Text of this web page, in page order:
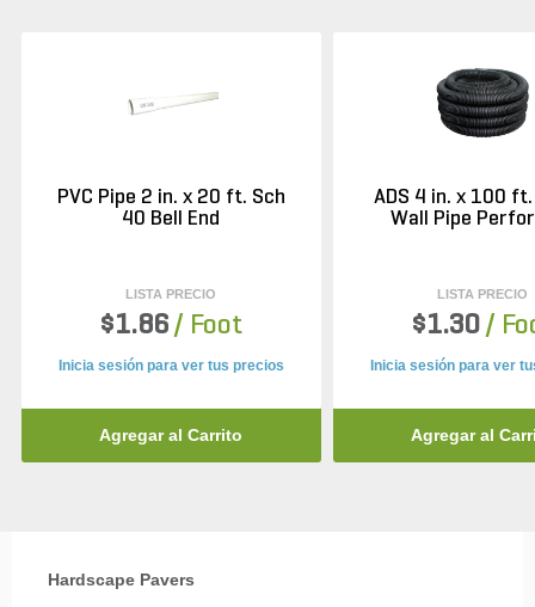
PVC Pipe 2 in. x 20 ft. Sch
40 Bell End
LISTA PRECIO
$1.86 / Foot
Inicia sesión para ver tus precios
Agregar al Carrito
ADS 4 in. x 100
Wall Pipe
LISTA PRECIO
$1.30 /
Inicia sesión para ver
Agregar al
Hardscape Pavers